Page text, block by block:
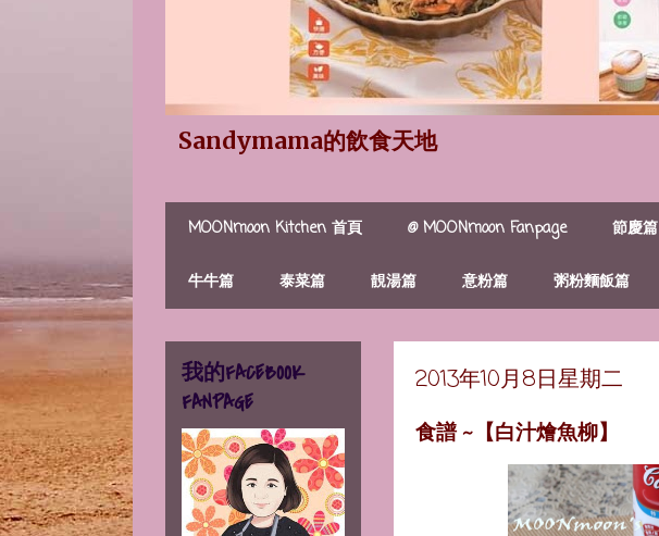
Sandymama的飲食天地
MOONmoon Kitchen 首頁 @ MOONmoon Fanpage 節慶篇
牛牛篇 泰菜篇 靚湯篇 意粉篇 粥粉麵飯篇
2013年10月8日星期二
食譜 ~【白汁燴魚柳】
我的FACEBOOK
FANPAGE